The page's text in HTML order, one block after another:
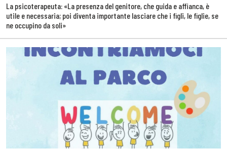
La psicoterapeuta: «La presenza del genitore, che guida e affianca, è
utile e necessaria; poi diventa importante lasciare che i figli, le figlie, se
ne occupino da soli»